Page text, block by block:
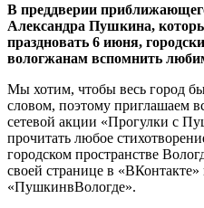
В преддверии
Александра Пушкина,
праздновать 6 июня,
вологжанам вспомнить
Мы хотим, чтобы весь город
словом, поэтому приглашаем
сетевой акции «Прогулки с
прочитать любое
городском пространстве
своей странице в
«ПушкинвВологде».